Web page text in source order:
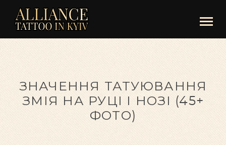
ЗНАЧЕННЯ ТАТУЮВАННЯ
ЗМІЯ НА РУЦІ І НОЗІ (45+
ФОТО)